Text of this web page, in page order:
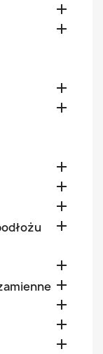












